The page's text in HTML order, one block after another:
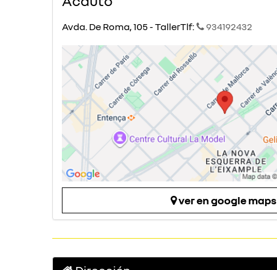
Avda. De Roma, 105 - TallerTlf: 934192432
ver en google maps